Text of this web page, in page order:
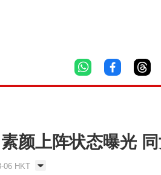
颜上阵状态曝光
06 HKT